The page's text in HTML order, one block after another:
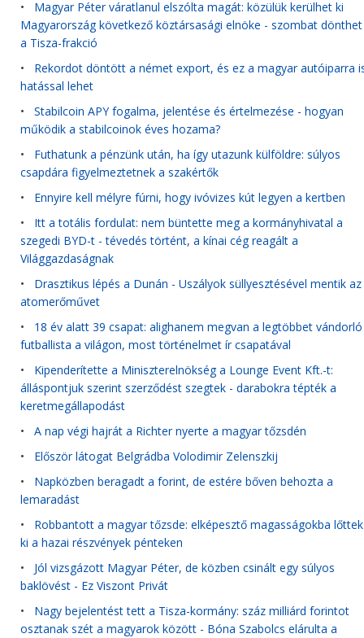
• Magyar Péter váratlanul elszólta magát: közülük kerülhet ki
Magyarország következő köztársasági elnöke - szombat dönthet
a Tisza-frakció
• Rekordot döntött a német export, és ez a magyar autóiparra
hatással lehet
• Stabilcoin APY fogalma, jelentése és értelmezése - hogyan
működik a stabilcoinok éves hozama?
• Futhatunk a pénzünk után, ha így utazunk külföldre: súlyos
csapdára figyelmeztetnek a szakértők
• Ennyire kell mélyre fúrni, hogy ivóvizes kút legyen a kertben
• Itt a totális fordulat: nem büntette meg a kormányhivatal a
szegedi BYD-t - tévedés történt, a kínai cég reagált a
Világgazdaságnak
• Drasztikus lépés a Dunán - Uszályok süllyesztésével mentik az
atomerőművet
• 18 év alatt 39 csapat: alighanem megvan a legtöbbet vándorló
futballista a világon, most történelmet ír csapatával
• Kipenderítette a Miniszterelnökség a Lounge Event Kft.-t:
álláspontjuk szerint szerződést szegtek - darabokra tépték a
keretmegállapodást
• A nap végi hajrát a Richter nyerte a magyar tőzsdén
• Először látogat Belgrádba Volodimir Zelenszkij
• Napközben beragadt a forint, de estére bőven behozta a
lemaradást
• Robbantott a magyar tőzsde: elképesztő magasságokba lőttek
ki a hazai részvények pénteken
• Jól vizsgázott Magyar Péter, de közben csinált egy súlyos
baklövést - Ez Viszont Privát
• Nagy bejelentést tett a Tisza-kormány: száz milliárd forintot
osztanak szét a magyarok között - Bóna Szabolcs elárulta a